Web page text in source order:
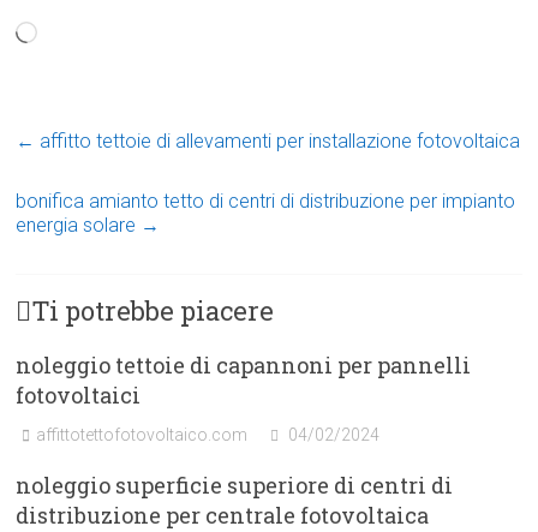
Caricamento
← affitto tettoie di allevamenti per installazione fotovoltaica
bonifica amianto tetto di centri di distribuzione per impianto
energia solare →
Ti potrebbe piacere
noleggio tettoie di capannoni per pannelli
fotovoltaici
affittotettofotovoltaico.com 04/02/2024
noleggio superficie superiore di centri di
distribuzione per centrale fotovoltaica